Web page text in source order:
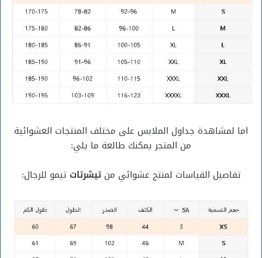
اما لمشاهدة جداول الملابس على مختلف المنتجات العشوائية
من المتجر يمكنك طالعة ما يلي:
تفاصيل القياسات لمنتج عشوائي منتيشرتات تيمو للرجال: